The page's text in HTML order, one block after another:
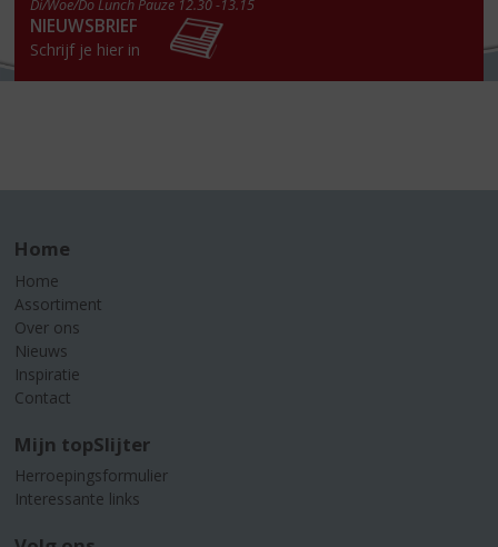
Di/Woe/Do Lunch Pauze 12.30 -13.15
NIEUWSBRIEF
Schrijf je hier in
Home
Home
Assortiment
Over ons
Nieuws
Inspiratie
Contact
Mijn topSlijter
Herroepingsformulier
Interessante links